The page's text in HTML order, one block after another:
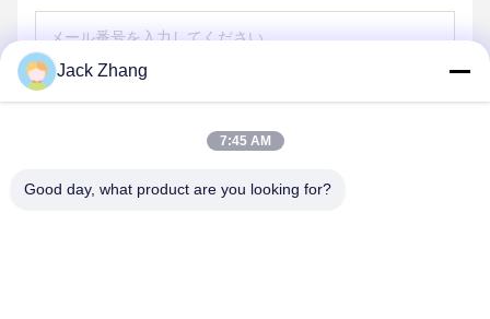
送りなさい
Jack Zhang
7:45 AM
Good day, what product are you looking for?